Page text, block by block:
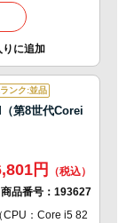
ンク:並品
第8世代Corei
円
商品番号： 193627
CPU：Core i5 82